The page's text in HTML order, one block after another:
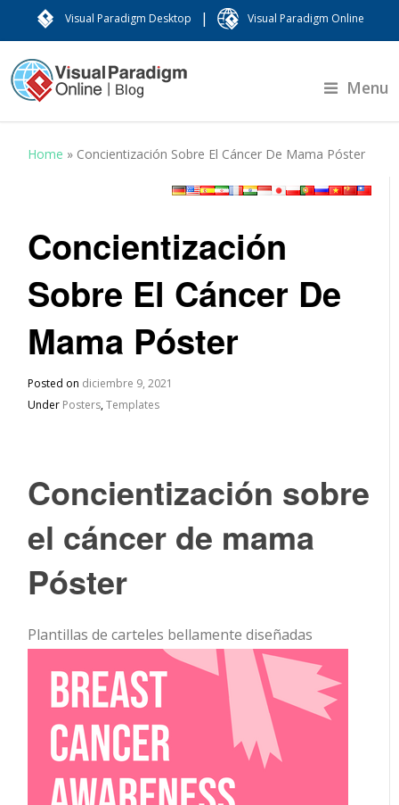
Visual Paradigm Desktop | Visual Paradigm Online
Menu
Home » Concientización Sobre El Cáncer De Mama Póster
Concientización
Sobre El Cáncer De
Mama Póster
Posted on diciembre 9, 2021
Under Posters,Templates
Concientización sobre
el cáncer de mama
Póster
Plantillas de carteles bellamente diseñadas